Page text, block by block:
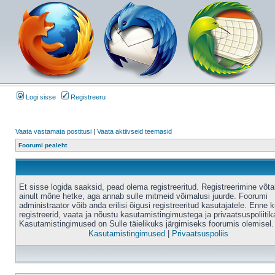
Logi sisse Registreeru
Vaata vastamata postitusi | Vaata aktiivseid teemasid
Foorumi pealeht
Et sisse logida saaksid, pead olema registreeritud. Registreerimine
ainult mõne hetke, aga annab sulle mitmeid võimalusi juurde. Foorumi
administraator võib anda erilisi õigusi registreeritud kasutajatele. Enne
registreerid, vaata ja nõustu kasutamistingimustega ja
Kasutamistingimused on Sulle täielikuks järgimiseks foorumis olemisel.
Kasutamistingimused
Privaatsuspoliis